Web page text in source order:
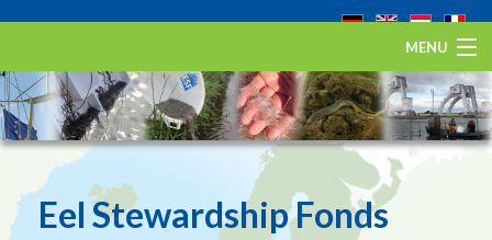
MENU
Home
De Europese aal
Eel Stewardship Fund
Eel Stewardship Fonds